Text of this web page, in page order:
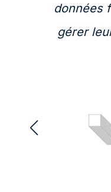
données
gérer